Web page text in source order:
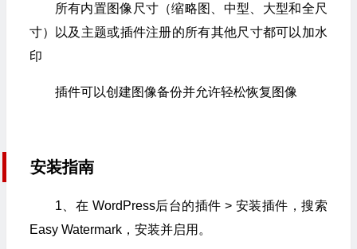
所有内置图像尺寸（缩略图、中型、大型和全尺
寸）以及主题或插件注册的所有其他尺寸都可以加水
印
插件可以创建图像备份并允许轻松恢复图像
安装指南
1、在 WordPress后台的插件 > 安装插件，搜索
Easy Watermark，安装并启用。